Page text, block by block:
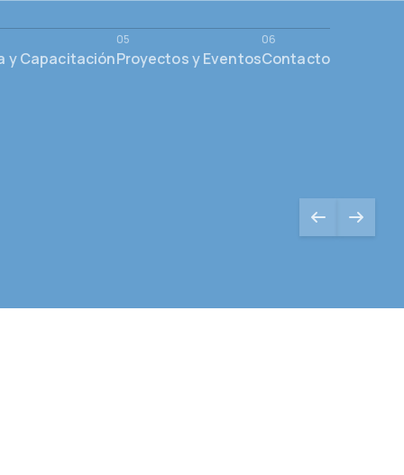
y CapacitaciónProyectos y EventosContacto